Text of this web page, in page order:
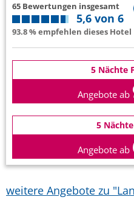
65 Bewertungen insgesamt
5,6 von 6
93.8 % empfehlen dieses Hotel
5 Nächte
Angebote ab
5
Angebote ab
weitere Angebote zu